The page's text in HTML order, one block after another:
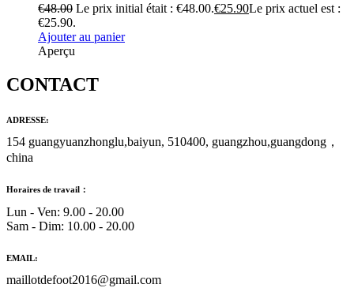
€48.00 Le prix initial était : €48.00.€25.90Le prix actuel est :
€25.90.
Ajouter au panier
Aperçu
CONTACT
ADRESSE:
154 guangyuanzhonglu,baiyun, 510400, guangzhou,guangdong，
china
Horaires de travail：
Lun - Ven: 9.00 - 20.00
Sam - Dim: 10.00 - 20.00
EMAIL:
maillotdefoot2016@gmail.com